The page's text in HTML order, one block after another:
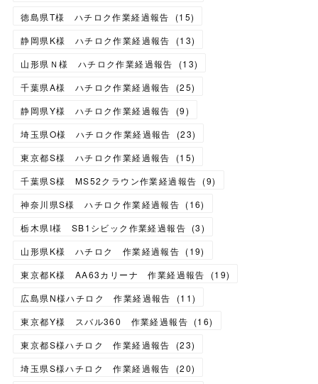
徳島県T様 ハチロク作業経過報告
(15)
静岡県K様 ハチロク作業経過報告
(13)
山形県Ｎ様 ハチロク作業経過報告
(13)
千葉県A様 ハチロク作業経過報告
(25)
静岡県Y様 ハチロク作業経過報告
(9)
埼玉県O様 ハチロク作業経過報告
(23)
東京都S様 ハチロク作業経過報告
(15)
千葉県S様 MS52クラウン作業経過報告 (9)
神奈川県S様 ハチロク作業経過報告 (16)
栃木県I様 SB1シビック作業経過報告 (3)
山形県K様 ハチロク 作業経過報告 (19)
東京都K様 AA63カリーナ 作業経過報告
(19)
広島県N様ハチロク 作業経過報告
(11)
東京都Y様 スバル360 作業経過報告 (16)
東京都S様ハチロク 作業経過報告
(23)
埼玉県S様ハチロク 作業経過報告
(20)